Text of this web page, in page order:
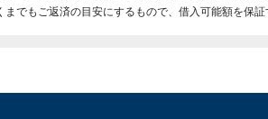
でもご返済の目安にするもので、借入可能額を保証